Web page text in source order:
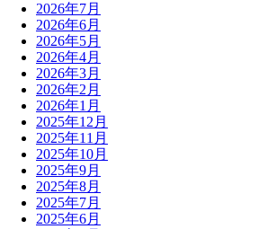
2026年7月
2026年6月
2026年5月
2026年4月
2026年3月
2026年2月
2026年1月
2025年12月
2025年11月
2025年10月
2025年9月
2025年8月
2025年7月
2025年6月